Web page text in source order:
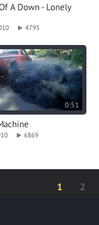
A Down - Lonely
4795
0:51
6869
1 2